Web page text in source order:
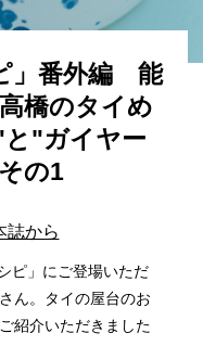
」番外編 能
橋のタイめ
"ガイヤー
の1
誌から
ピ」にご登場いただ
ん。タイの屋台のお
紹介いただきました